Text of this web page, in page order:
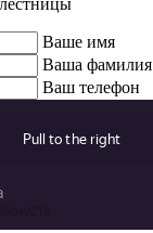
Ваше имя
Ваша фамилия
Ваш телефон